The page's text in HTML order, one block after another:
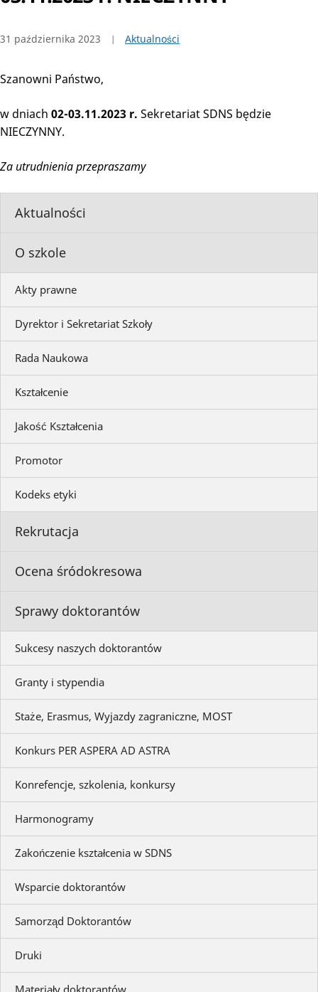
Aktualności
O szkole
Akty prawne
Dyrektor i Sekretariat Szkoły
Rada Naukowa
Kształcenie
Jakość Kształcenia
Promotor
Kodeks etyki
Rekrutacja
Ocena śródokresowa
Sprawy doktorantów
Sukcesy naszych doktorantów
Granty i stypendia
Staże, Erasmus, Wyjazdy zagraniczne, MOST
Konkurs PER ASPERA AD ASTRA
Konrefencje, szkolenia, konkursy
Harmonogramy
Zakończenie kształcenia w SDNS
Wsparcie doktorantów
Samorząd Doktorantów
Druki
31 października 2023 Aktualności
Szanowni Państwo,
w dniach 02-03.11.2023 r. Sekretariat SDNS będzie
NIECZYNNY.
Za utrudnienia przepraszamy